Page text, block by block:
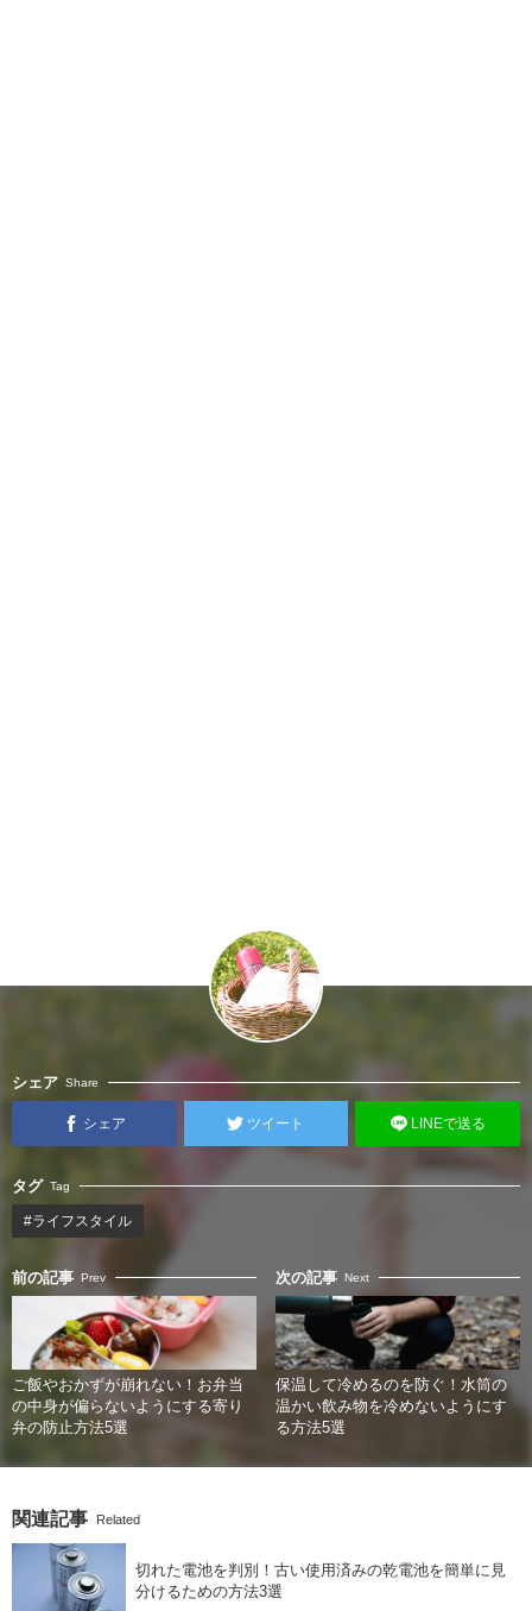
シェア Share
シェア ツイート LINEで送る
タグ Tag
#ライフスタイル
前の記事 Prev
ご飯やおかずが崩れない！お弁当
の中身が偏らないようにする寄り
弁の防止方法5選
次の記事 Next
保温して冷めるのを防ぐ！水筒の
温かい飲み物を冷めないようにす
る方法5選
関連記事 Related
切れた電池を判別！古い使用済みの乾電池を簡単に見
分けるための方法3選